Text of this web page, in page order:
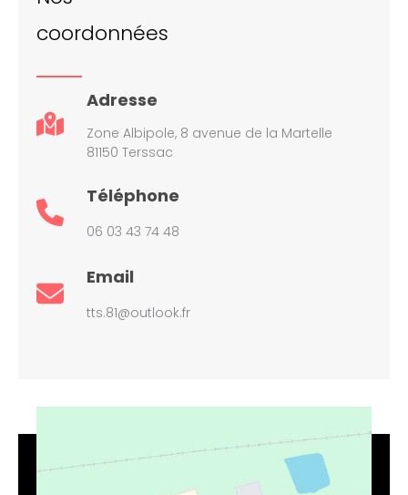
coordonnées
Adresse
Zone Albipole, 8 avenue de la Martelle
81150 Terssac
Téléphone
06 03 43 74 48
Email
tts.81@outlook.fr